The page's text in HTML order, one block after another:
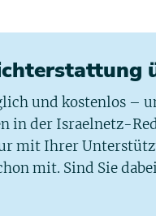
und kostenlos –
in der Israelnetz-
mit Ihrer
mit. Sind Sie